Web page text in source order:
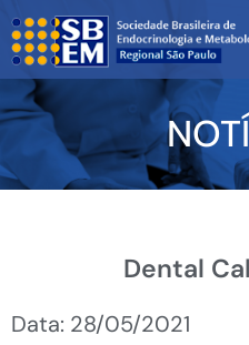
Dental
Data: 28/05/2021